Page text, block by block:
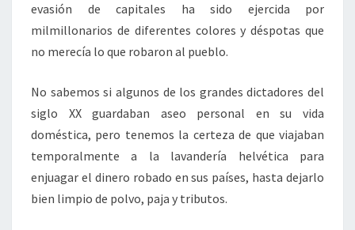
evasión de capitales ha sido ejercida por
milmillonarios de diferentes colores y déspotas que
no merecía lo que robaron al pueblo.
No sabemos si algunos de los grandes dictadores del
siglo XX guardaban aseo personal en su vida
doméstica, pero tenemos la certeza de que viajaban
temporalmente a la lavandería helvética para
enjuagar el dinero robado en sus países, hasta dejarlo
bien limpio de polvo, paja y tributos.